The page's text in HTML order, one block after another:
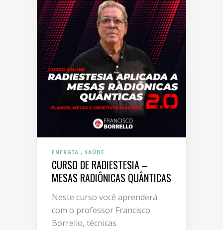
ENERGIA SAÚDE
CURSO DE RADIESTESIA –
MESAS RADIÔNICAS QUÂNTICAS
Neste curso você aprenderá
com o professor Francisco
Borrello, técnicas